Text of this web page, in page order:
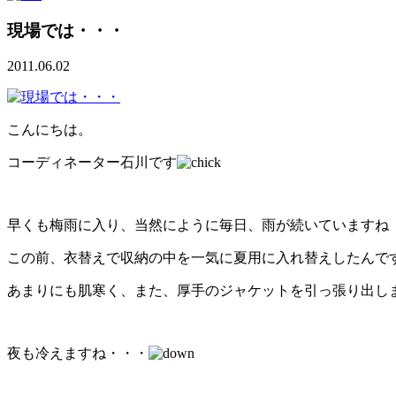
現場では・・・
2011.06.02
こんにちは。
コーディネーター石川です
早くも梅雨に入り、当然にように毎日、雨が続いていますね
この前、衣替えで収納の中を一気に夏用に入れ替えしたんで
あまりにも肌寒く、また、厚手のジャケットを引っ張り出し
夜も冷えますね・・・